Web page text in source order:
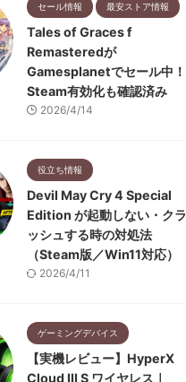
セール情報 最安ストア情報
Tales of Graces f
Remasteredが
Gamesplanetでセール中！
Steam有効化も確認済み
2026/4/14
役立ち情報
Devil May Cry 4 Special
Edition が起動しない・クラ
ッシュする時の対処法
（Steam版／Win11対応）
2026/4/11
ゲーミングデバイス
【実機レビュー】HyperX
Cloud III S ワイヤレス｜